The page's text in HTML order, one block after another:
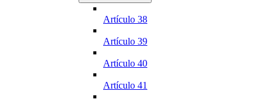
Artículo 38
Artículo 39
Artículo 40
Artículo 41